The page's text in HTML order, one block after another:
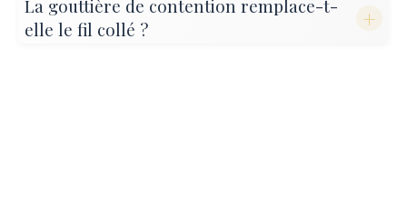
La gouttière de contention remplace-t-
elle le fil collé ?
+